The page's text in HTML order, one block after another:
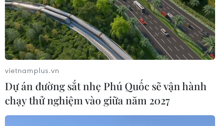
kết U23 Indonesia-U23 Việt Nam
29/07/2025 12:42
Các cổ động viên đã đến sân Gelora Bung Karno
(Jakarta) để cổ vũ cho trận chung kết U23 Đông Nam Á
2025 giữa U23 Indonesia và U23 Việt Nam.
vietnamplus.vn
Dự án đường sắt nhẹ Phú Quốc sẽ vận hành
chạy thử nghiệm vào giữa năm 2027